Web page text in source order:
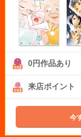
0円作品あり
来店ポイント
今